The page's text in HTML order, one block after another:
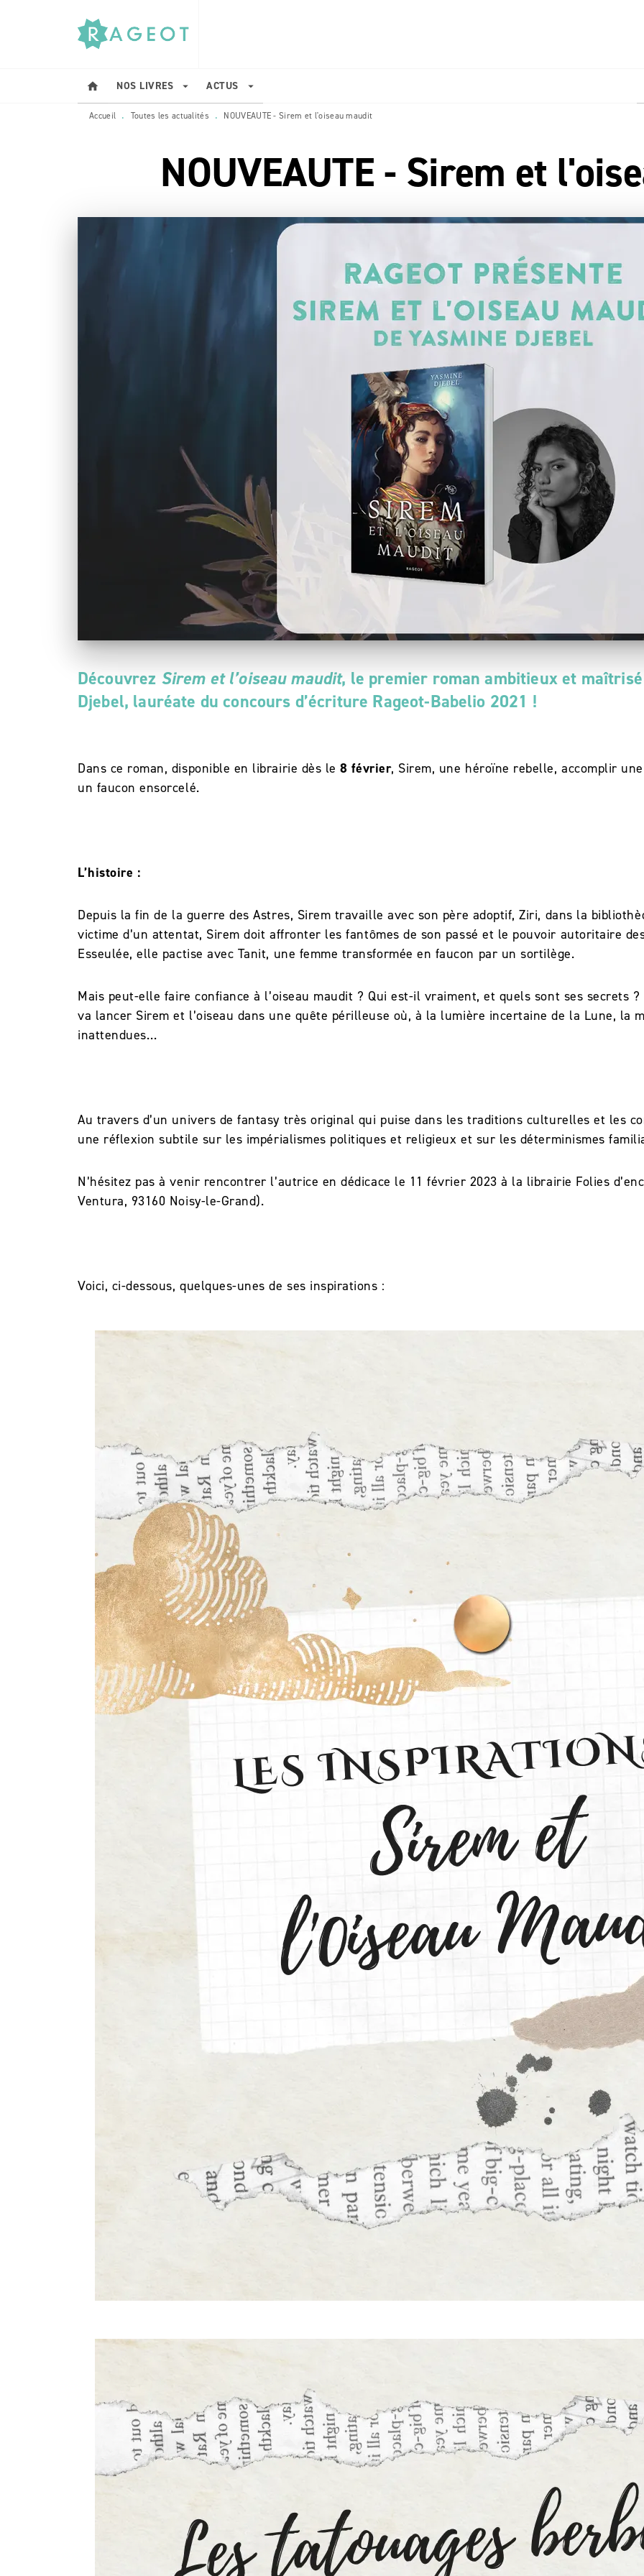
MENU RECHERCHE
home NOS LIVRES arrow_drop_down ACTUS arrow_drop_down
Accueil • Toutes les actualités • NOUVEAUTE - Sirem et l'oiseau maudit
NOUVEAUTE - Sirem et
Découvrez Sirem et l’oiseau maudit, le premier roman ambitieux et
Djebel, lauréate du concours d’écriture Rageot-Babelio 2021 !
Dans ce roman, disponible en librairie dès le8 février, Sirem, une héroïne rebelle, accomplir
un faucon ensorcelé.
L’histoire :
Depuis la fin de la guerre des Astres, Sirem travaille avec son père adoptif, Ziri, dans la
victime d’un attentat, Sirem doit affronter les fantômes de son passé et le pouvoir autoritaire
Esseulée, elle pactise avec Tanit, une femme transformée en faucon par un sortilège.
Mais peut-elle faire confiance à l’oiseau maudit ? Qui est-il vraiment, et quels sont ses secrets
va lancer Sirem et l’oiseau dans une quête périlleuse où, à la lumière incertaine de la Lune, la
inattendues…
Au travers d’un univers de fantasy très original qui puise dans les traditions culturelles et les
une réflexion subtile sur les impérialismes politiques et religieux et sur les déterminismes
N’hésitez pas à venir rencontrer l’autrice en dédicace le 11 février 2023 à la librairie Folies
Ventura, 93160 Noisy-le-Grand).
Voici, ci-dessous, quelques-unes de ses inspirations :